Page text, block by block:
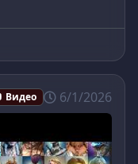
Видео 6/1/2026